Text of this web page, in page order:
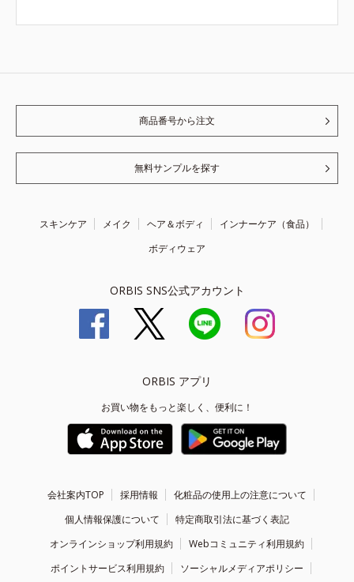
商品番号から注文
無料サンプルを探す
スキンケア メイク ヘア＆ボディ
インナーケア（食品）
ボディウェア
ORBIS SNS公式アカウント
ORBIS アプリ
お買い物をもっと楽しく、便利に！
会社案内TOP 採用情報
化粧品の使用上の注意について
個人情報保護について
特定商取引法に基づく表記
オンラインショップ利用規約
Webコミュニティ利用規約
ポイントサービス利用規約
ソーシャルメディアポリシー